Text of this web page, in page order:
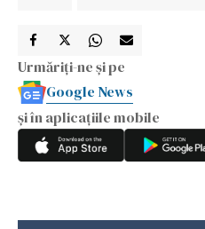
Urmăriți-ne și pe
Google News
și în aplicațiile mobile